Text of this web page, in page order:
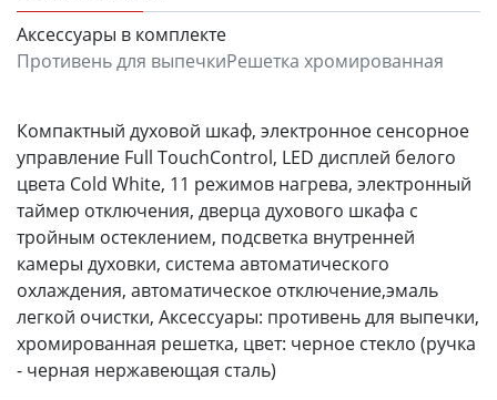
Аксессуары в комплекте
Противень для выпечкиРешетка хромированная
Компактный духовой шкаф, электронное сенсорное
управление Full TouchControl, LЕD дисплей белого
цвета Cold White, 11 режимов нагрева, электронный
таймер отключения, дверца духового шкафа с
тройным остеклением, подсветка внутренней
камеры духовки, система автоматического
охлаждения, автоматическое отключение,эмаль
легкой очистки, Аксессуары: противень для выпечки,
хромированная решетка, цвет: черное стекло (ручка
- черная нержавеющая сталь)